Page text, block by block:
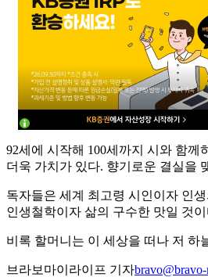
92세에 시작해 100세까지 시와 함
더욱 가치가 있다. 향기로운 결실을
독자들은 세계 최고령 시인이자 인
인생철학이자 삶의 구수한 맛일 것이
비록 할머니는 이 세상을 떠나 저 하
브라보마이라이프 기자